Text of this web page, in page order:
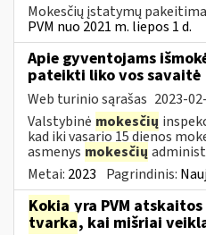
Mokesčių įstatymų
PVM nuo 2021 m. liepos 1 d.
Apie gyventojams
pateikti liko vos savaitė
Web turinio sąrašas 2023-
Valstybinė mokesčių
kad iki vasario 15 dienos
asmenys mokesčių
Metai: 2023 Pagrindinis:
Kokia yra PVM
tvarka, kai mišriai